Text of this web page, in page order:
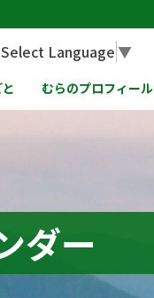
むらのプロフィール
Select Language▼
ダー